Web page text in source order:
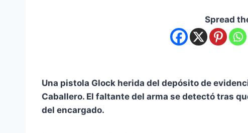
Spread
Una pistola Glock herida del depósito de
Caballero. El faltante del arma se detectó tras
del encargado.